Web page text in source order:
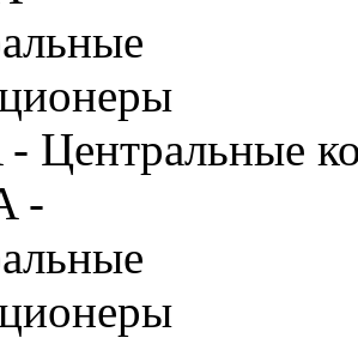
- Центральные